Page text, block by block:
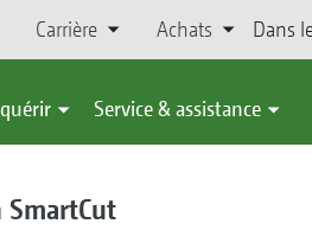
Carrière Achats Dans
Service & assistance